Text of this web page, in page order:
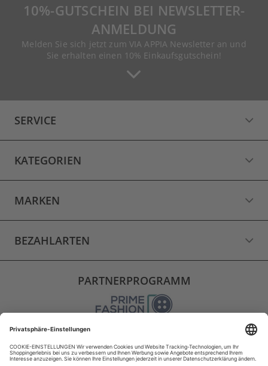
10%-GUTSCHEIN BEI NEWSLETTER-
ANMELDUNG
Melden Sie sich jetzt zum VIA APPIA Newsletter an und
Sie erhalten einen 10% Einkaufsgutschein!
SERVICE
KATEGORIEN
MARKEN
BEZAHLARTEN
PARTNERPROGRAMM